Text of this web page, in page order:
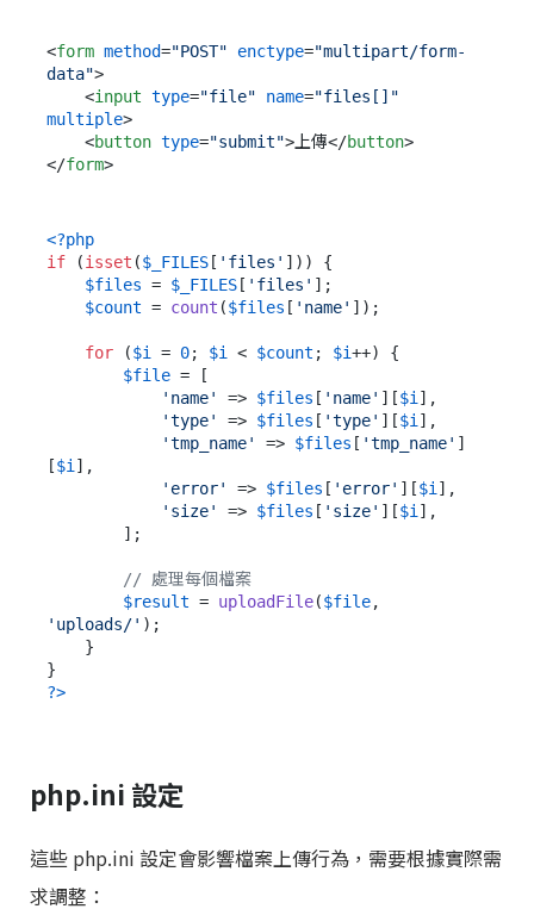
<form method="POST" enctype="multipart/form-
data">
<input type="file" name="files[]"
multiple>
<button type="submit"> 上傳</button>
</form>
<?php
if (isset ($_FILES [ 'files' ])) {
$files = $_FILES [ 'files' ];
$count = count ($files [ 'name' ]);
for ($i = 0; $i < $count ; $i++) {
$file = [
'name'
=> $files [ 'name' ][$i ],
'type'
=> $files [ 'type' ][$i ],
'tmp_name'
=> $files [ 'tmp_name' ]
[$i ],
'error'
=> $files [ 'error' ][$i ],
'size'
=> $files [ 'size' ][$i ],
// 處理每個檔案
$result = uploadFile($file
'uploads/' );
?>
php.ini 設定
這些 php.ini 設定會影響檔案上傳行為，需要根據實際需
求調整：